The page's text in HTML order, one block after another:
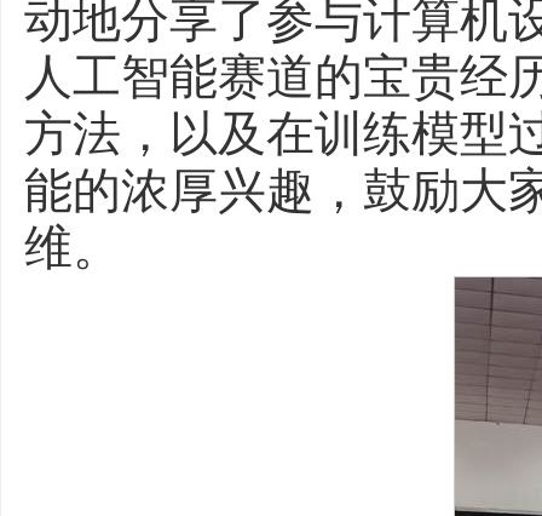
动地分享了参与计算机
人工智能赛道的宝贵经
方法，以及在训练模型
能的浓厚兴趣，鼓励大
维。